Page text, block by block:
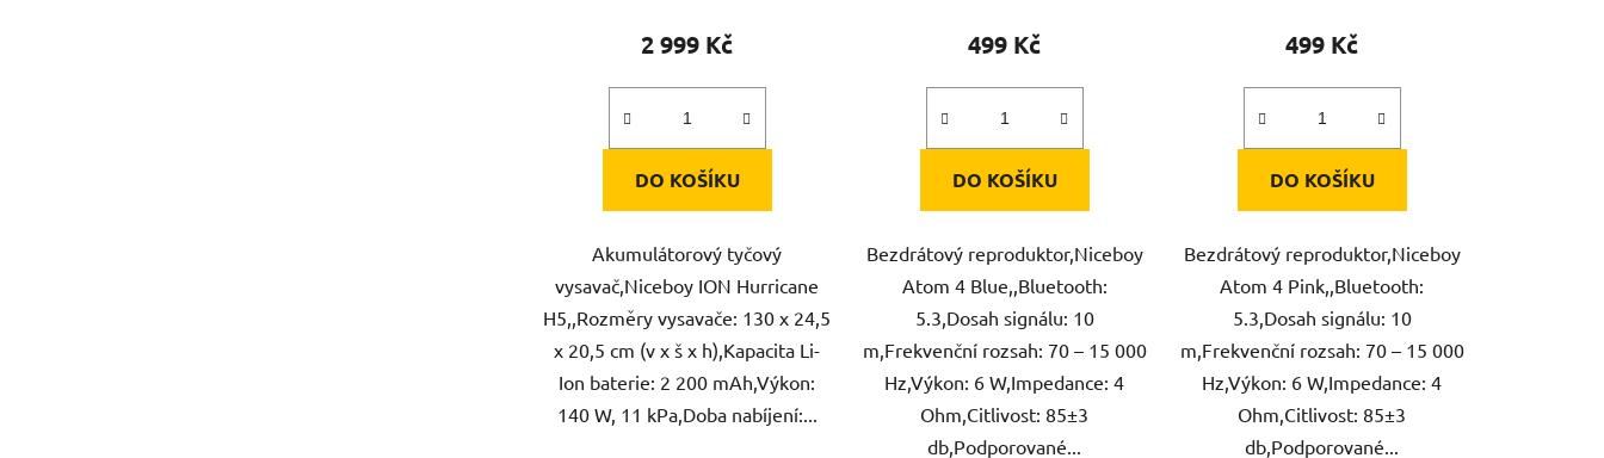
2 999 Kč
DO KOŠÍKU
Akumulátorový tyčový
vysavač,Niceboy ION Hurricane
H5,,Rozměry vysavače: 130 x 24,5
x 20,5 cm (v x š x h),Kapacita Li-
Ion baterie: 2 200 mAh,Výkon:
140 W, 11 kPa,Doba nabíjení:...
499 Kč
DO KOŠÍKU
Bezdrátový reproduktor,Niceboy
Atom 4 Blue,,Bluetooth:
5.3,Dosah signálu: 10
m,Frekvenční rozsah: 70 – 15 000
Hz,Výkon: 6 W,Impedance: 4
Ohm,Citlivost: 85±3
db,Podporované...
499 Kč
DO KOŠÍKU
Bezdrátový reproduktor,Niceboy
Atom 4 Pink,,Bluetooth:
5.3,Dosah signálu: 10
m,Frekvenční rozsah: 70 – 15 000
Hz,Výkon: 6 W,Impedance: 4
Ohm,Citlivost: 85±3
db,Podporované...